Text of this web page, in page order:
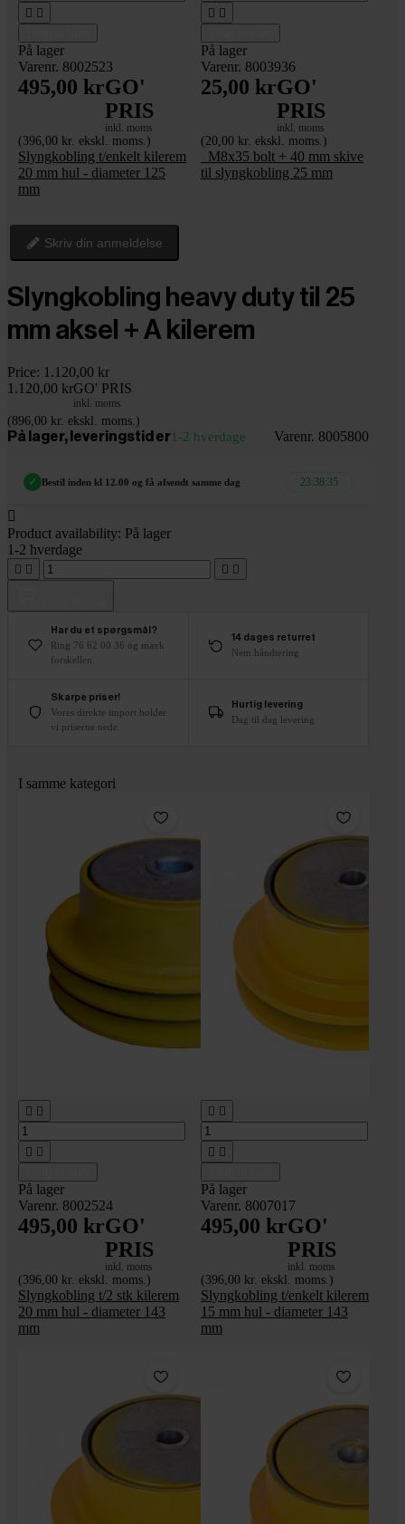
 
På lager
Varenr. 8002523
495,00 krGO'
PRIS
inkl. moms
(396,00 kr. ekskl. moms.)
Slyngkobling t/enkelt kilerem
20 mm hul - diameter 125
mm
 
På lager
Varenr. 8003936
25,00 krGO'
PRIS
inkl. moms
(20,00 kr. ekskl. moms.)
_M8x35 bolt + 40 mm skive
til slyngkobling 25 mm
Skriv din anmeldelse
Slyngkobling heavy duty til 25
mm aksel + A kilerem
Price: 1.120,00 kr
1.120,00 krGO' PRIS
inkl. moms
(896,00 kr. ekskl. moms.)
På lager, leveringstid er1-2 hverdage Varenr. 8005800
✓ Bestil inden kl 12.00 og få afsendt samme dag 23:38:34

Product availability: På lager
1-2 hverdage
   
Har du et spørgsmål?
Ring 76 62 00 36 og mærk
forskellen.
14 dages returret
Nem håndtering
Skarpe priser!
Vores direkte import holder
vi priserne nede.
Hurtig levering
Dag til dag levering
I samme kategori
 
 
På lager
Varenr. 8002524
495,00 krGO'
PRIS
inkl. moms
(396,00 kr. ekskl. moms.)
Slyngkobling t/2 stk kilerem
20 mm hul - diameter 143
mm
 
 
På lager
Varenr. 8007017
495,00 krGO'
PRIS
inkl. moms
(396,00 kr. ekskl. moms.)
Slyngkobling t/enkelt kilerem
15 mm hul - diameter 143
mm